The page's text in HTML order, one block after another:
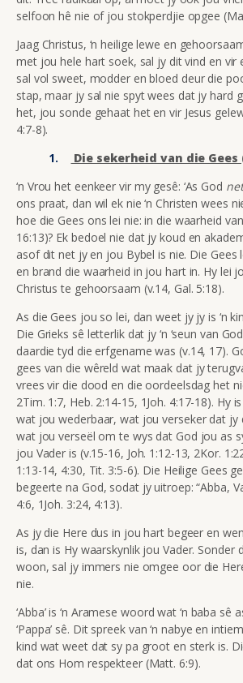
selfoon hê nie of jou stokperdjie opgee
Jaag Christus, ‘n heilige lewe en
met jou hele hart soek, sal jy dit vind en vir
sal vol sweet, modder en bloed deur die
stap, maar jy sal nie spyt wees dat jy hard
het, jou sonde gehaat het en vir Jesus
4:7-8).
Die sekerheid van die Gees
‘n Vrou het eenkeer vir my gesê: ‘As God
ons praat, dan wil ek nie ‘n Christen wees
hoe die Gees ons lei nie: in die waarheid
16:13)? Ek bedoel nie dat jy koud en
asof dit net jy en jou Bybel is nie. Die
en brand die waarheid in jou hart in. Hy lei
Christus te gehoorsaam (v.14, Gal. 5:18).
As die Gees jou so lei, dan weet jy jy is ‘n
Die Grieks sê letterlik dat jy ‘n ‘seun van
daardie tyd die erfgename was (v.14, 17).
gees van die wêreld wat maak dat jy
vrees vir die dood en die oordeelsdag het
2Tim. 1:7, Heb. 2:14-15, 1Joh. 4:17-18). Hy
wat jou wederbaar, wat jou verseker dat jy
wat jou verseël om te wys dat God jou as
jou Vader is (v.15-16, Joh. 1:12-13, 2Kor.
1:13-14, 4:30, Tit. 3:5-6). Die Heilige Gees
begeerte na God, sodat jy uitroep: “Abba,
4:6, 1Joh. 3:24, 4:13).
As jy die Here dus in jou hart begeer en
is, dan is Hy waarskynlik jou Vader. Sonder
woon, sal jy immers nie omgee oor die
nie.
‘Abba’ is ‘n Aramese woord wat ‘n baba sê
‘Pappa’ sê. Dit spreek van ‘n nabye en
kind wat weet dat sy pa groot en sterk is.
dat ons Hom respekteer (Matt. 6:9).